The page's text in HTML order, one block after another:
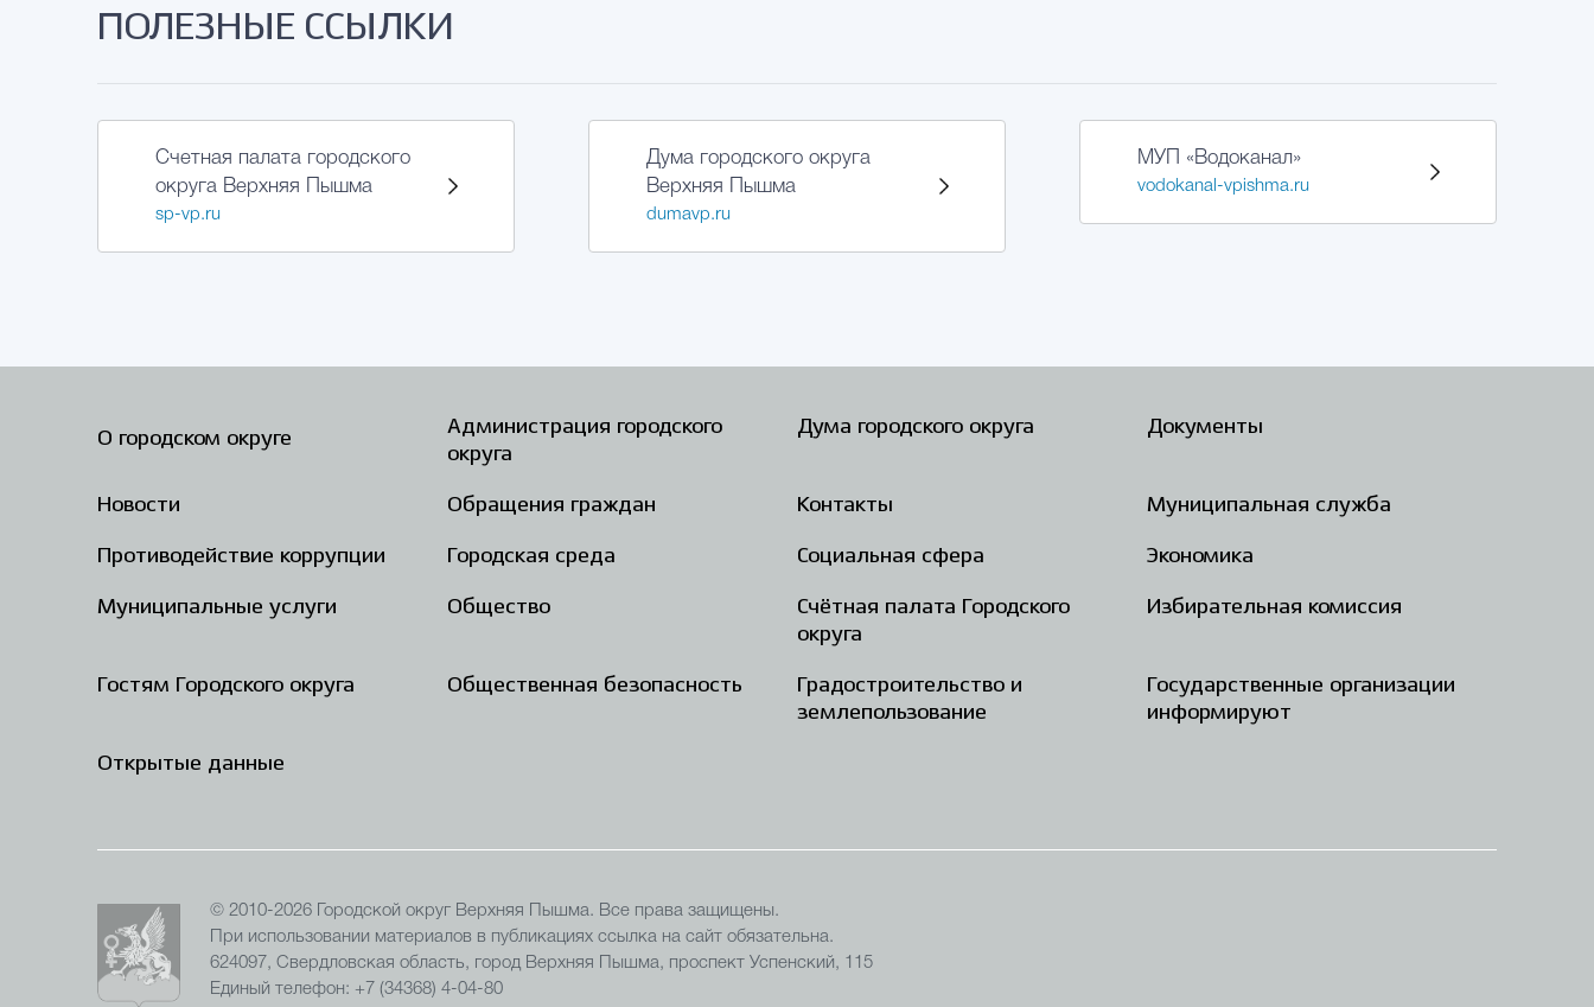
ПОЛЕЗНЫЕ ССЫЛКИ
Счетная палата городского
округа Верхняя Пышма
sp-vp.ru
Дума городского округа
Верхняя Пышма
dumavp.ru
МУП «Водоканал»
vodokanal-vpishma.ru
О городском округе
Администрация городского
округа
Дума городского округа Документы
Новости Обращения граждан Контакты Муниципальная служба
Противодействие коррупции Городская среда Социальная сфера Экономика
Муниципальные услуги Общество
Счётная палата Городского
округа
Избирательная комиссия
Гостям Городского округа Общественная безопасность
Градостроительство и
землепользование
Государственные организации
информируют
Открытые данные
© 2010-2026 Городской округ Верхняя Пышма. Все права защищены.
При использовании материалов в публикациях ссылка на сайт обязательна.
624097, Свердловская область, город Верхняя Пышма, проспект Успенский, 115
Единый телефон: +7 (34368) 4-04-80